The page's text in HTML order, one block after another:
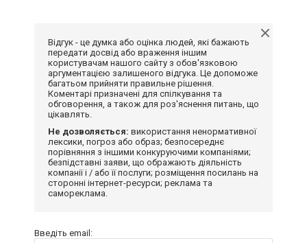
Відгук - це думка або оцінка людей, які бажають
передати досвід або враження іншим
користувачам нашого сайту з обов'язковою
аргументацією залишеного відгука. Це допоможе
багатьом прийняти правильне рішення.
Коментарі призначені для спілкування та
обговорення, а також для роз'яснення питань, що
цікавлять.
Не дозволяється: використання ненормативної
лексики, погроз або образ; безпосереднє
порівняння з іншими конкуруючими компаніями;
безпідставні заяви, що ображають діяльність
компанії і / або її послуги; розміщення посилань на
сторонні інтернет-ресурси; реклама та
самореклама.
Введіть email: